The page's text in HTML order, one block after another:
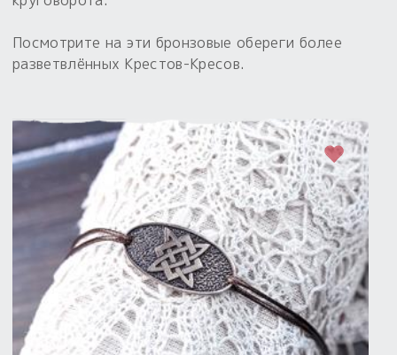
Посмотрите на эти бронзовые обереги более
разветвлённых Крестов-Кресов.